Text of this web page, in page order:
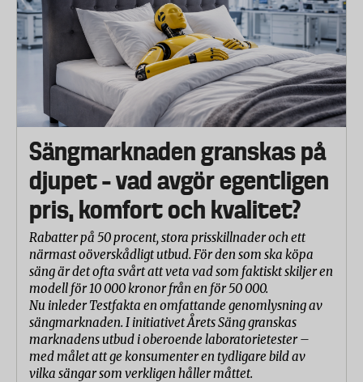
Sängmarknaden granskas på
djupet – vad avgör egentligen
pris, komfort och kvalitet?
Rabatter på 50 procent, stora prisskillnader och ett
närmast oöverskådligt utbud. För den som ska köpa
säng är det ofta svårt att veta vad som faktiskt skiljer en
modell för 10 000 kronor från en för 50 000.
Nu inleder Testfakta en omfattande genomlysning av
sängmarknaden. I initiativet Årets Säng granskas
marknadens utbud i oberoende laboratorietester –
med målet att ge konsumenter en tydligare bild av
vilka sängar som verkligen håller måttet.